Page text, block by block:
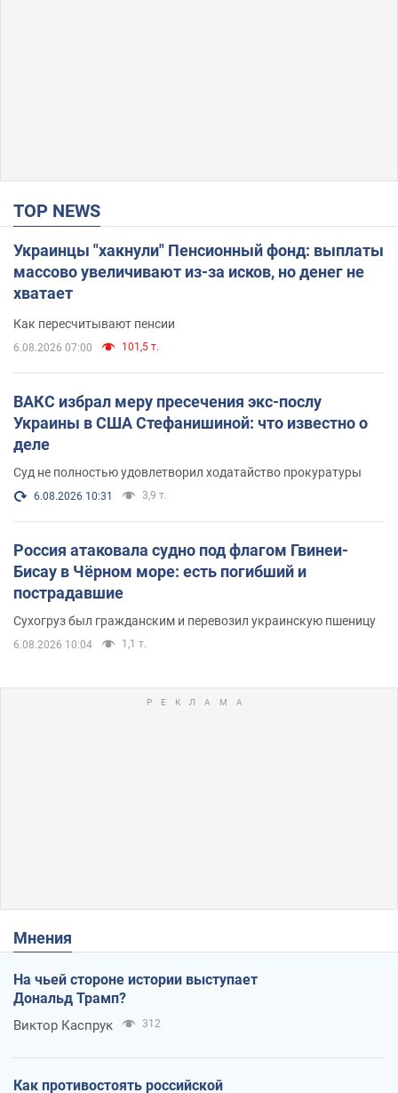
TOP NEWS
Украинцы "хакнули" Пенсионный фонд: выплаты
массово увеличивают из-за исков, но денег не
хватает
Как пересчитывают пенсии
6.08.2026 07:00 101,5 т.
ВАКС избрал меру пресечения экс-послу
Украины в США Стефанишиной: что известно о
деле
Суд не полностью удовлетворил ходатайство прокуратуры
6.08.2026 10:31 3,9 т.
Россия атаковала судно под флагом Гвинеи-
Бисау в Чёрном море: есть погибший и
пострадавшие
Сухогруз был гражданским и перевозил украинскую пшеницу
6.08.2026 10:04 1,1 т.
Мнения
На чьей стороне истории выступает
Дональд Трамп?
Виктор Каспрук 312
Как противостоять российской